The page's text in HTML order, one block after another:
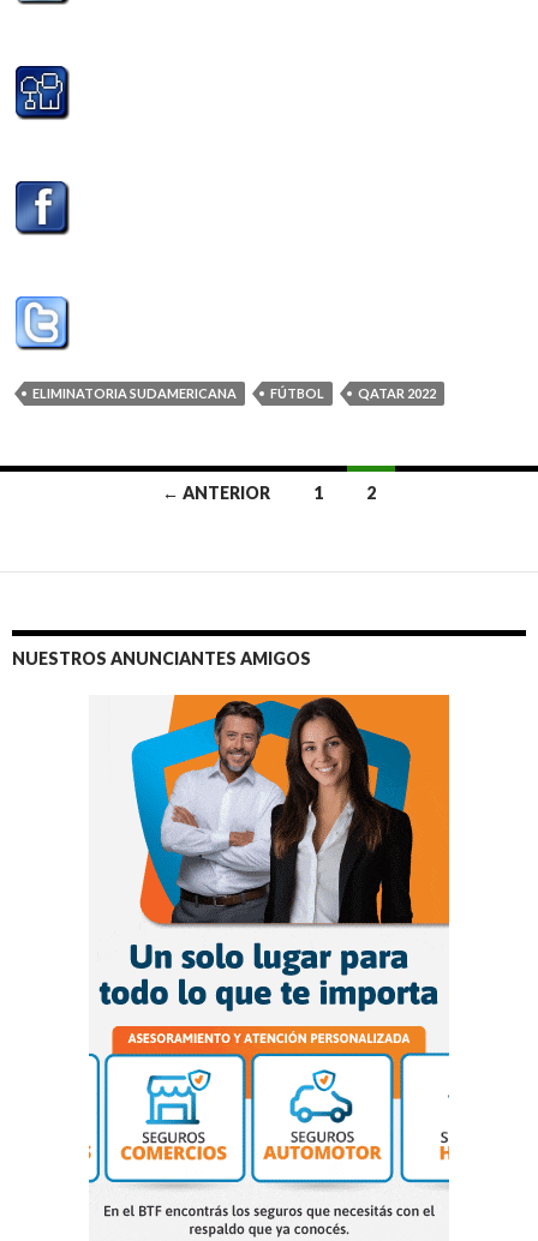
ELIMINATORIA SUDAMERICANA FÚTBOL QATAR 2022
las
← ANTERIOR 1 2
NUESTROS ANUNCIANTES AMIGOS